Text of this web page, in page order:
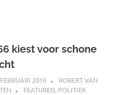
kiest voor schone
2016
ROBERT VAN
FEATURED, POLITIEK